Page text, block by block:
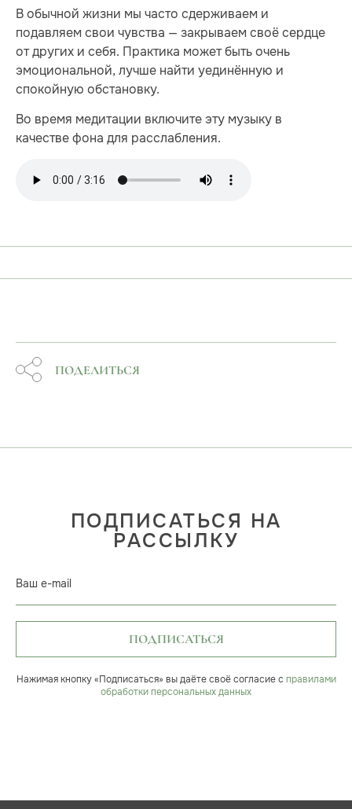
В обычной жизни мы часто сдерживаем и
подавляем свои чувства — закрываем своё сердце
от других и себя. Практика может быть очень
эмоциональной, лучше найти уединённую и
спокойную обстановку.
Во время медитации включите эту музыку в
качестве фона для расслабления.
ПОДЕЛИТЬСЯ
ПОДПИСАТЬСЯ НА
РАССЫЛКУ
Ваш e-mail
ПОДПИСАТЬСЯ
Нажимая кнопку «Подписаться» вы даёте своё согласие с правилами
обработки персональных данных